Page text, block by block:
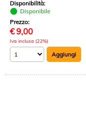
Disponibilità:
Disponibile
Prezzo:
€9,00
Iva inclusa (22%)